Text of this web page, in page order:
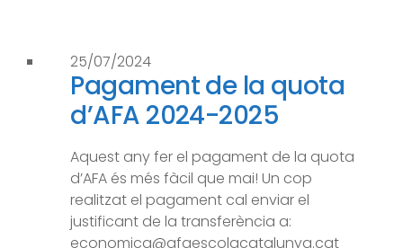
25/07/2024
Pagament de la quota
d’AFA 2024-2025
Aquest any fer el pagament de la quota
d’AFA és més fàcil que mai! Un cop
realitzat el pagament cal enviar el
justificant de la transferència a:
economica@afaescolacatalunya.cat